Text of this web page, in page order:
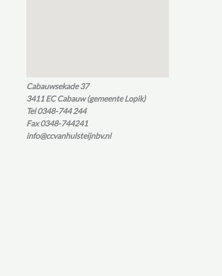
Cabauwsekade 37
3411 EC Cabauw (gemeente Lopik)
Tel 0348-744 244
Fax 0348-744241
info@ccvanhulsteijnbv.nl